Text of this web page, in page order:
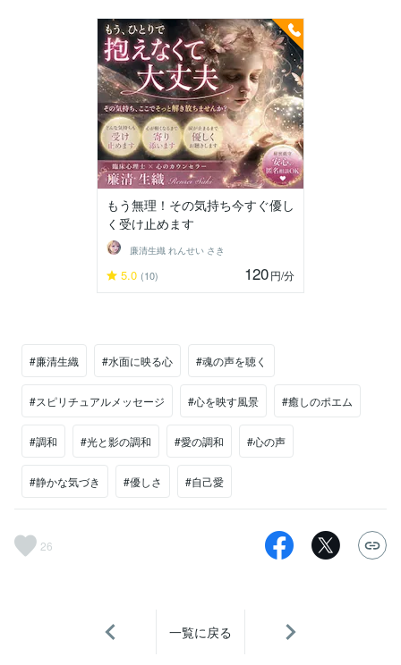
もう無理！その気持ち今すぐ優し
く受け止めます
廉清生織 れんせい さき
5.0 (10) 120円/分
#廉清生織 #水面に映る心 #魂の声を聴く
#スピリチュアルメッセージ #心を映す風景 #癒しのポエム
#調和 #光と影の調和 #愛の調和 #心の声
#静かな気づき #優しさ #自己愛
26
一覧に戻る